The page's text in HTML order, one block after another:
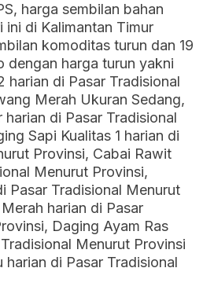
harga sembilan bahan
di Kalimantan Timur
komoditas turun dan 19
dengan harga turun yakni
harian di Pasar Tradisional
Merah Ukuran Sedang,
harian di Pasar Tradisional
Sapi Kualitas 1 harian di
Provinsi, Cabai Rawit
Menurut Provinsi,
Pasar Tradisional Menurut
harian di Pasar
Daging Ayam Ras
Menurut Provinsi
harian di Pasar Tradisional